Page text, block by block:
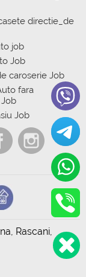
directie_de
job
Job
caroserie Job
fara
Job
Rascani,